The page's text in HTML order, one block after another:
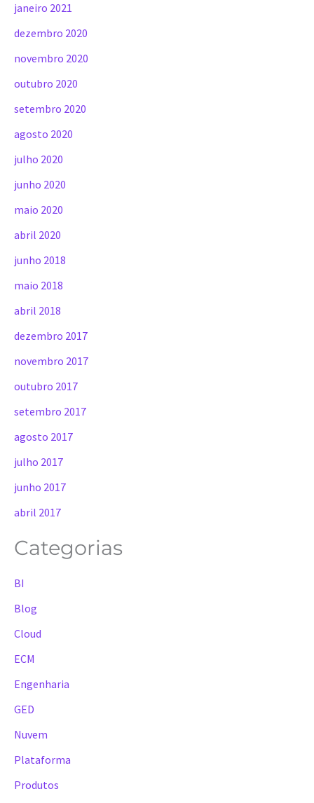
janeiro 2021
dezembro 2020
novembro 2020
outubro 2020
setembro 2020
agosto 2020
julho 2020
junho 2020
maio 2020
abril 2020
junho 2018
maio 2018
abril 2018
dezembro 2017
novembro 2017
outubro 2017
setembro 2017
agosto 2017
julho 2017
junho 2017
abril 2017
Categorias
BI
Blog
Cloud
ECM
Engenharia
GED
Nuvem
Plataforma
Produtos